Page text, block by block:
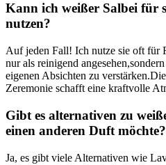
Kann⁢ ich​ weißer Salbei für
nutzen?
Auf jeden Fall! Ich nutze sie‌ oft ‍für
⁢nur⁣ als reinigend
eigenen Absichten zu
Zeremonie ​schafft eine ‌kraftvolle
Gibt‌ es alternativen zu
einen⁣ anderen Duft möchte?
Ja, es gibt viele Alternativen wie